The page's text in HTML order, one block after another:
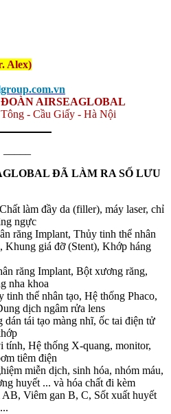
Alex)
AIRSEAGLOBAL
- Cầu Giấy - Hà Nội
ĐÃ LÀM RA SỐ LƯU
Chất làm đầy da (filler), máy laser, chỉ
ngực
răng Implant, Thủy tinh thể nhân
giá đỡ (Stent), Khớp háng
răng Implant, Bột xương răng,
nha khoa
tinh thể nhân tạo, Hệ thống Phaco,
dịch ngâm rửa lens
dán tái tạo màng nhĩ, ốc tai điện tử
tính, Hệ thống X-quang, monitor,
tiêm điện
miễn dịch, sinh hóa, nhóm máu,
huyết ... và hóa chất đi kèm
Viêm gan B, C, Sốt xuất huyết